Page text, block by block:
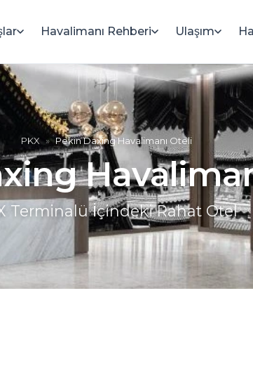
Havalimanı Rehberi Ulaşım
PKX » Pekin Daxing Havalimanı Oteli
Terminalü İçindeki Rahat Otel